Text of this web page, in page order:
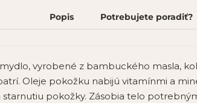
Popis Potrebujete poradiť?
vyrobené z bambuckého masla,
Oleje pokožku nabijú vitamínmi a
pokožky. Zásobia telo